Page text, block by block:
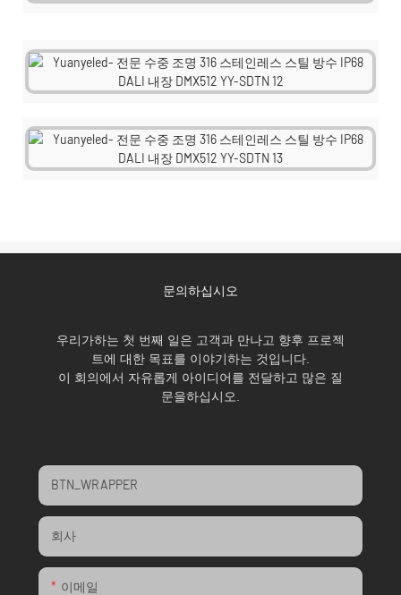
문의하십시오
우리가하는 첫 번째 일은 고객과 만나고 향후 프로젝
트에 대한 목표를 이야기하는 것입니다.
이 회의에서 자유롭게 아이디어를 전달하고 많은 질
문을하십시오.
BTN_WRAPPER
회사
이메일